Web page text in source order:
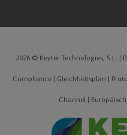
2026 © Keyter Technologies, S.L.
Compliance| Gleichheitsplan
Channel